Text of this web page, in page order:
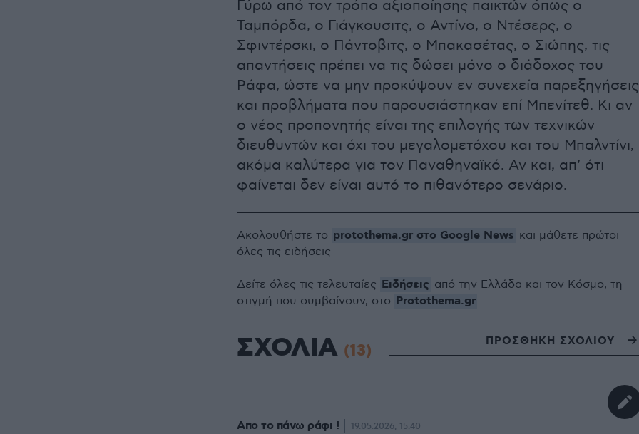
Γύρω από τον τρόπο αξιοποίησης παικτών όπως ο
Ταμπόρδα, ο Γιάγκουσιτς, ο Αντίνο, ο Ντέσερς, ο
Σφιντέρσκι, ο Πάντοβιτς, ο Μπακασέτας, ο Σιώπης, τις
απαντήσεις πρέπει να τις δώσει μόνο ο διάδοχος του
Ράφα, ώστε να μην προκύψουν εν συνεχεία παρεξηγήσεις
και προβλήματα που παρουσιάστηκαν επί Μπενίτεθ. Κι αν
ο νέος προπονητής είναι της επιλογής των τεχνικών
διευθυντών και όχι του μεγαλομετόχου και του Μπαλντίνι,
ακόμα καλύτερα για τον Παναθηναϊκό. Αν και, απ’ ότι
φαίνεται δεν είναι αυτό το πιθανότερο σενάριο.
Ακολουθήστε το protothema.gr στο Google News και μάθετε πρώτοι
όλες τις ειδήσεις
Δείτε όλες τις τελευταίες Ειδήσεις από την Ελλάδα και τον Κόσμο, τη
στιγμή που συμβαίνουν, στο Protothema.gr
ΣΧΟΛΙΑ (13) ΠΡΟΣΘΗΚΗ ΣΧΟΛΙΟΥ
Απο το πάνω ράφι ! 19.05.2026, 15:40